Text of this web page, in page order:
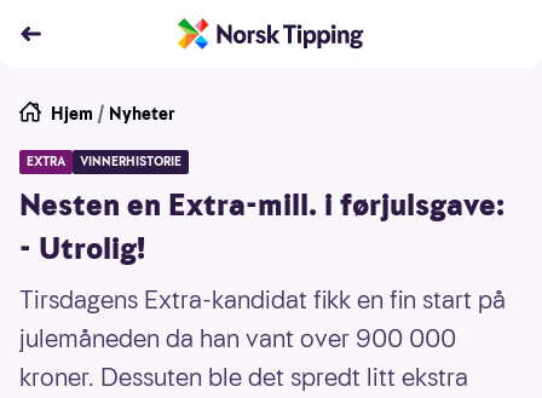
Hjem / Nyheter
EXTRA VINNERHISTORIE
Nesten en Extra-mill. i førjulsgave:
- Utrolig!
Tirsdagens Extra-kandidat fikk en fin start på
julemåneden da han vant over 900 000
kroner. Dessuten ble det spredt litt ekstra